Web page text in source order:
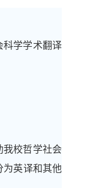
科学学术翻译
我校哲学社会
为英译和其他